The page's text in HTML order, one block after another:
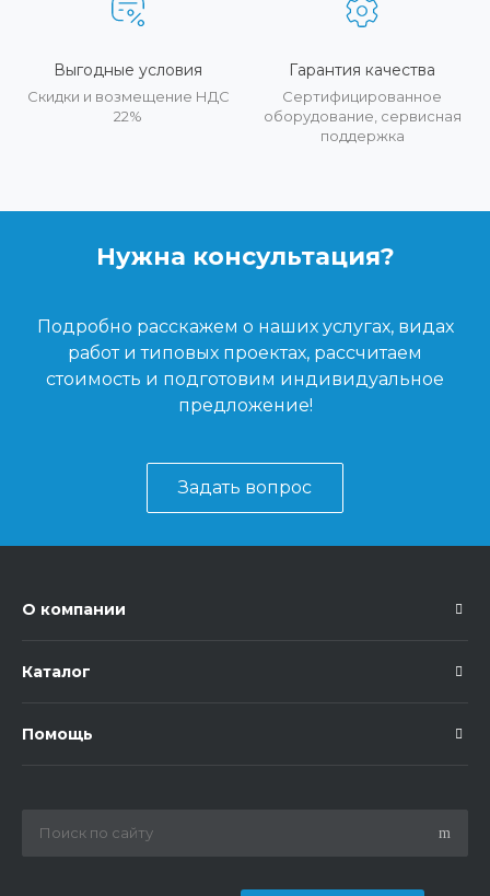
Выгодные условия
Скидки и возмещение НДС
22%
Гарантия качества
Сертифицированное
оборудование, сервисная
поддержка
Нужна консультация?
Подробно расскажем о наших услугах, видах
работ и типовых проектах, рассчитаем
стоимость и подготовим индивидуальное
предложение!
Задать вопрос
О компании
Каталог
Помощь